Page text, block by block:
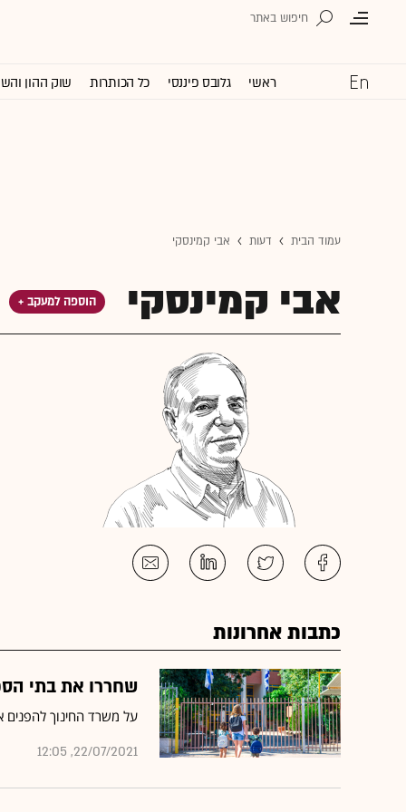
ראשי גלובס פיננסי כל הכותרות שוק ההון
עמוד הבית דעות אבי קמינסקי
אבי קמינסקי הוספה למעקב +
כתבות אחרונות
שחררו את בתי
על משרד החינוך להפנים
22/07/2021, 12:05